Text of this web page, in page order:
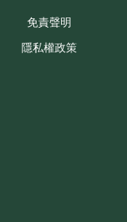
免責聲明
隱私權政策